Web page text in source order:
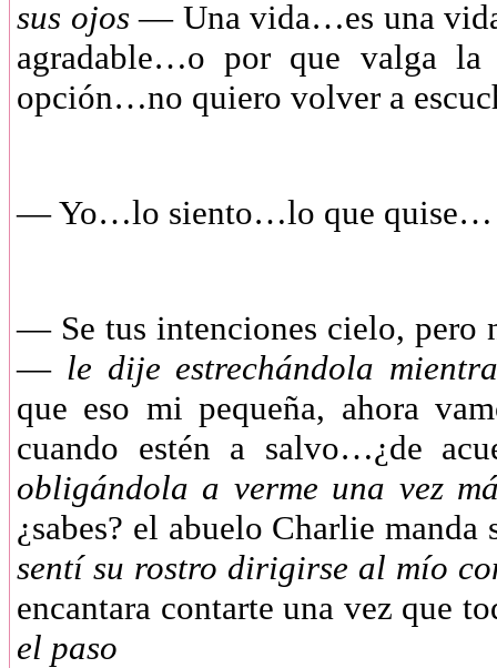
sus ojos— Una vida…es una
agradable…o por que valga la
opción…no quiero volver a
— Yo…lo siento…lo que quise…
— Se tus intenciones cielo, pero
—le dije estrechándola
que eso mi pequeña, ahora
cuando estén a salvo…¿de
obligándola a verme una vez
¿sabes? el abuelo Charlie
sentí su rostro dirigirse al mío
encantara contarte una vez que
el paso